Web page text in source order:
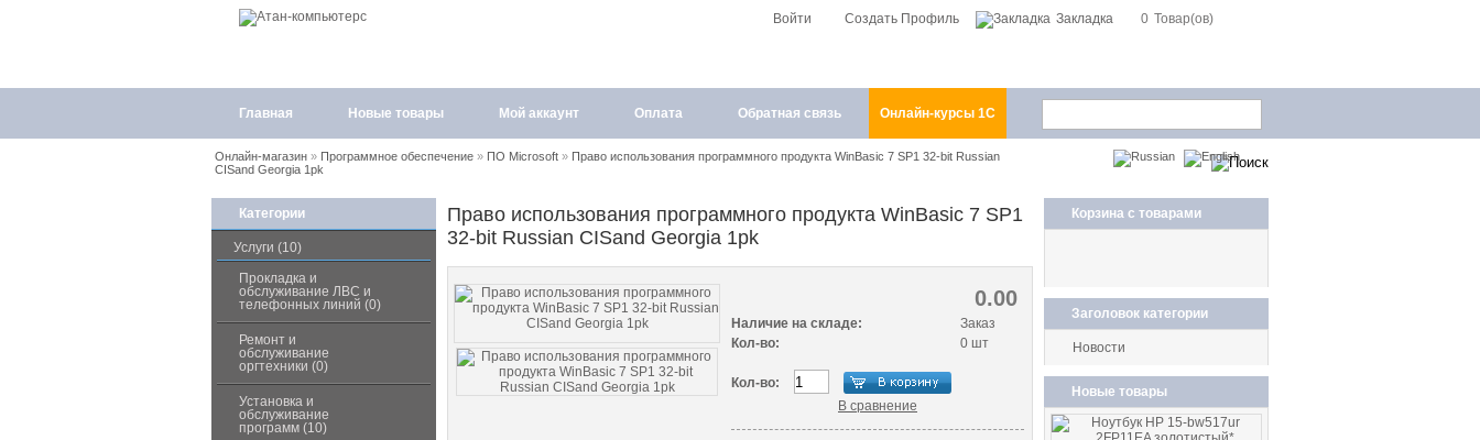
Войти Создать Профиль Закладка 0 Товар(ов)
Главная Новые товары Мой аккаунт Оплата Обратная связь Онлайн-курсы 1С
Онлайн-магазин» Программное обеспечение» ПО Microsoft» Право использования программного продукта WinBasic 7 SP1 32-bit Russian
CISand Georgia 1pk
Категории
Услуги (10)
Прокладка и
обслуживание ЛВС и
телефонных линий (0)
Ремонт и
обслуживание
оргтехники (0)
Установка и
обслуживание
программ (10)
Право использования программного продукта WinBasic 7 SP1
32-bit Russian CISand Georgia 1pk
0.00
Наличие на складе:
Заказ
Кол-во:
0 шт
Кол-во:
В сравнение
Корзина с товарами
Заголовок категории
Новости
Новые товары